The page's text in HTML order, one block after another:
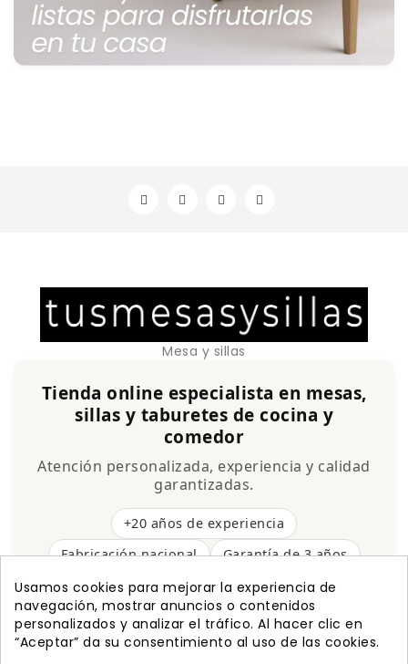
Mesa y sillas
Tienda online especialista en mesas,
sillas y taburetes de cocina y
comedor
Atención personalizada, experiencia y calidad
garantizadas.
+20 años de experiencia
Fabricación nacional
Garantía de 3 años
Envío gratis
Usamos cookies para mejorar la experiencia de
navegación, mostrar anuncios o contenidos
personalizados y analizar el tráfico. Al hacer clic en
“Aceptar” da su consentimiento al uso de las cookies.